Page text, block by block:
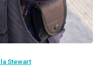
Stewart